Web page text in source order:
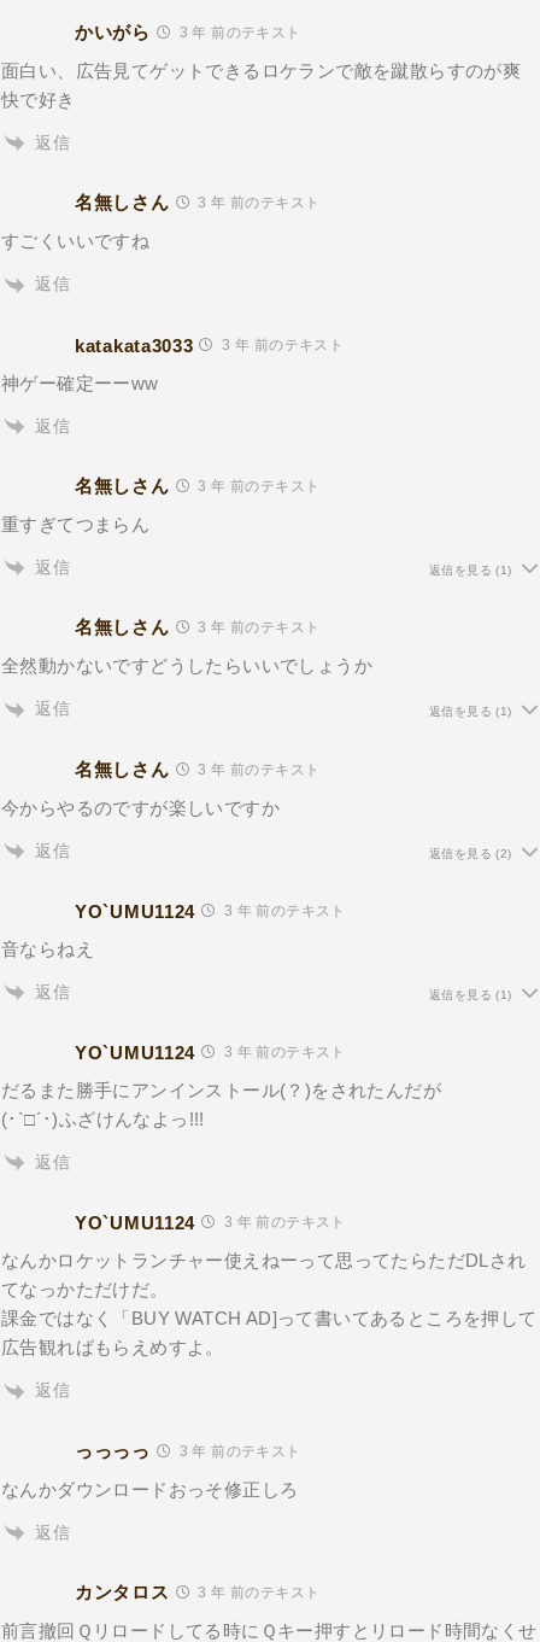
かいがら 3 年 前のテキスト
面白い、広告見てゲットできるロケランで敵を蹴散らすのが爽
快で好き
返信
名無しさん 3 年 前のテキスト
すごくいいですね
返信
katakata3033 3 年 前のテキスト
神ゲー確定ーーww
返信
名無しさん 3 年 前のテキスト
重すぎてつまらん
返信 返信を見る (1)
名無しさん 3 年 前のテキスト
全然動かないですどうしたらいいでしょうか
返信 返信を見る (1)
名無しさん 3 年 前のテキスト
今からやるのですが楽しいですか
返信 返信を見る (2)
YO`UMU1124 3 年 前のテキスト
音ならねえ
返信 返信を見る (1)
YO`UMU1124 3 年 前のテキスト
だるまた勝手にアンインストール(？)をされたんだが
(･`□´･)ふざけんなよっ!!!
返信
YO`UMU1124 3 年 前のテキスト
なんかロケットランチャー使えねーって思ってたらただDLされ
てなっかただけだ。
課金ではなく「BUY WATCH AD]って書いてあるところを押して
広告観ればもらえめすよ。
返信
っっっっ 3 年 前のテキスト
なんかダウンロードおっそ修正しろ
返信
カンタロス 3 年 前のテキスト
前言撤回Ｑリロードしてる時にＱキー押すとリロード時間なくせ